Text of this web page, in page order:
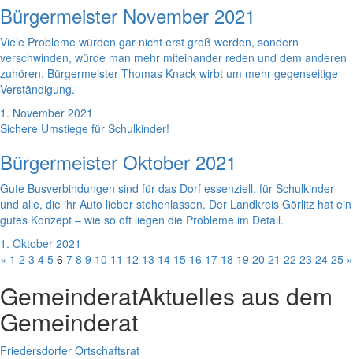
Bürgermeister November 2021
Viele Probleme würden gar nicht erst groß werden, sondern
verschwinden, würde man mehr miteinander reden und dem anderen
zuhören. Bürgermeister Thomas Knack wirbt um mehr gegenseitige
Verständigung.
1. November 2021
Sichere Umstiege für Schulkinder!
Bürgermeister Oktober 2021
Gute Busverbindungen sind für das Dorf essenziell, für Schulkinder
und alle, die ihr Auto lieber stehenlassen. Der Landkreis Görlitz hat ein
gutes Konzept – wie so oft liegen die Probleme im Detail.
1. Oktober 2021
« 1 2 3 4 5 6 7 8 9 10 11 12 13 14 15 16 17 18 19 20 21 22 23 24 25 »
GemeinderatAktuelles aus dem
Gemeinderat
Friedersdorfer Ortschaftsrat